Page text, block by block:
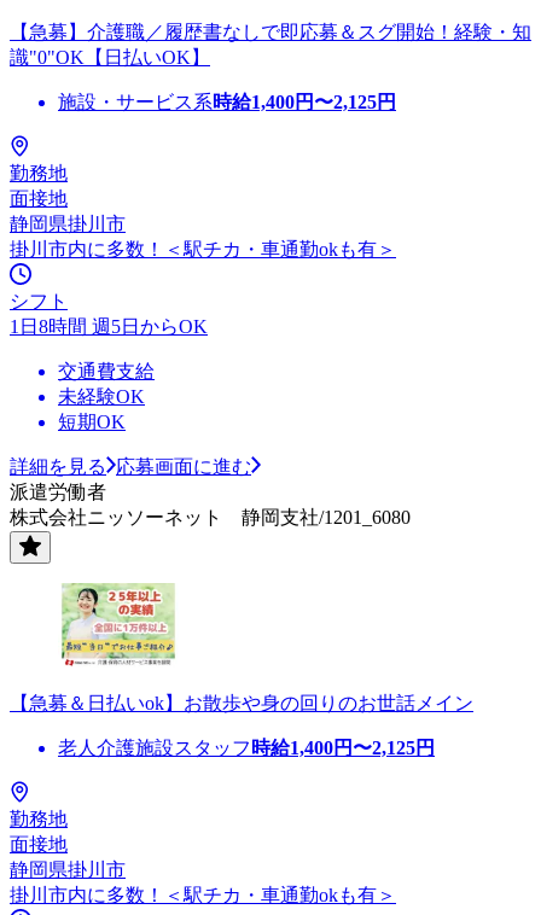
【急募】介護職／履歴書なしで即応募＆スグ開始！経験・知
識"0"OK【日払いOK】
施設・サービス系時給1,400円〜2,125円
勤務地
面接地
静岡県掛川市
掛川市内に多数！＜駅チカ・車通勤okも有＞
シフト
1日8時間 週5日からOK
交通費支給
未経験OK
短期OK
詳細を見る
応募画面に進む
派遣労働者
株式会社ニッソーネット 静岡支社/1201_6080
【急募＆日払いok】お散歩や身の回りのお世話メイン
老人介護施設スタッフ 時給1,400円〜2,125円
勤務地
面接地
静岡県掛川市
掛川市内に多数！＜駅チカ・車通勤okも有＞